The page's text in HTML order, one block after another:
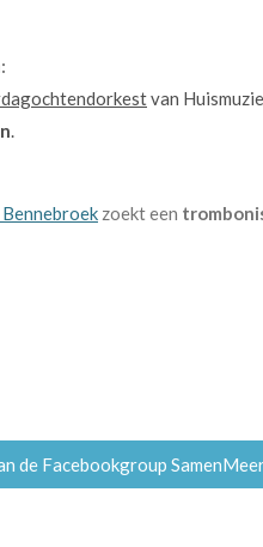
van
.
zoekt een
de Facebookgroup